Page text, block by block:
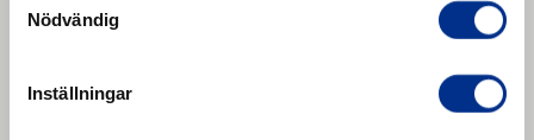
Nödvändig
Inställningar